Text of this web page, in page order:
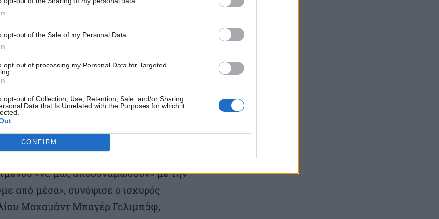
opt-out of the Sale of my Personal Data.
opt-out of processing my Personal Data for Targeted
opt-out of Collection, Use, Retention, Sale, and/or Sharing
Data that Is Unrelated with the Purposes for which it
CONFIRM
θα παραμείνει κλειδωμένο από την
καθώς ναι μεν «οι μάχες έχουν
προκύπτει καμιά διαρκής λύση» έκαναν
πως επιδιώκει την κατάρρευση της
πίεση» και να υποδαυλίσουν
«να μας αποδυναμώσουν» με την
από μέσα», συνόψισε ο ισχυρός
Μοχαμάντ Μπαγέρ Γαλιμπάφ,